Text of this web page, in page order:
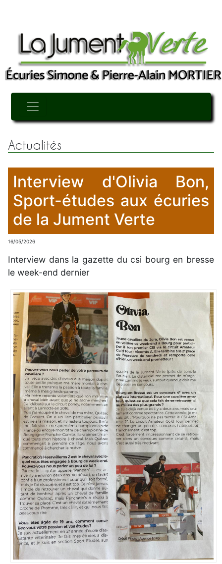
Actualités
Interview d'Olivia Bon,
Sport-études aux écuries
de la Jument Verte
16/05/2026
Interview dans la gazette du csi bourg en bresse
le week-end dernier